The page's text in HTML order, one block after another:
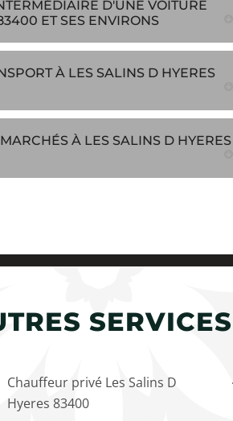
D'UNE VOITURE
ET SES ENVIRONS
À LES SALINS D HYERES
À LES SALINS D HYERES
SERVICES
Chauffeur privé Les Salins D
Hyeres 83400